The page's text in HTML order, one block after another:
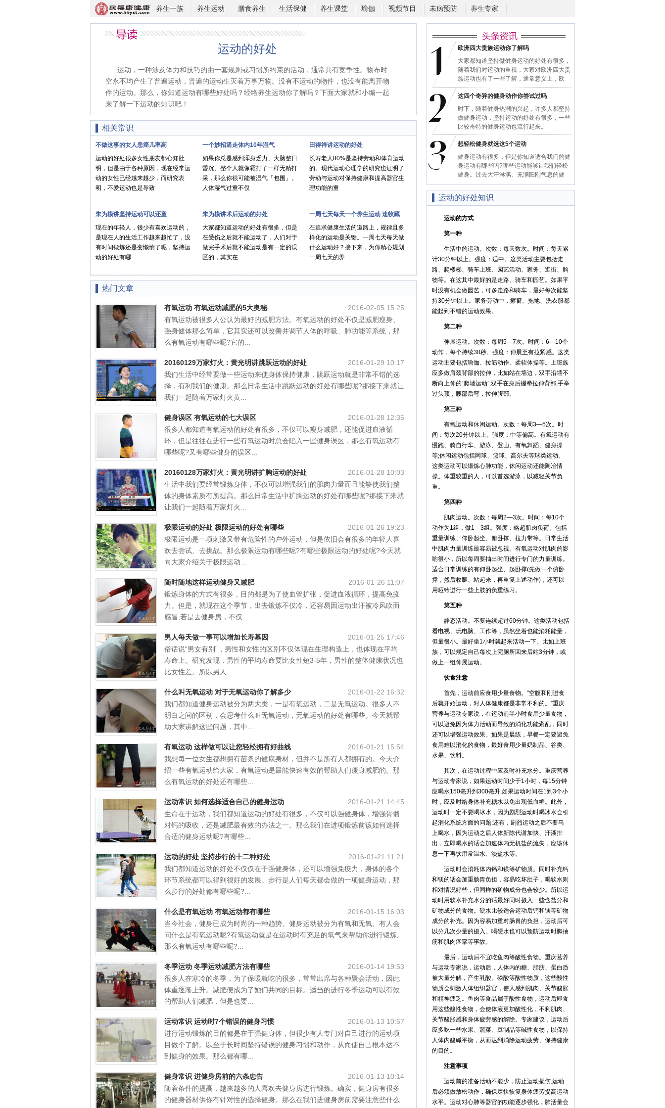
养生一族 养生运动 膳食养生 生活保健 养生课堂 瑜伽 视频节目 未病预防 养生专家
运动的好处
运动，一种涉及体力和技巧的由一套规则或习惯所约束的活动，通常具有竞争性。物布时
空永不均产生了普遍运动，普遍的运动生灭着万事万物。没有不运动的物件，也没有能离开物
件的运动。那么，你知道运动有哪些好处吗？经络养生运动你了解吗？下面大家就和小编一起
来了解一下运动的知识吧！
相关常识
不做这事的女人患癌几率高
运动的好处很多女性朋友都心知肚
明，但是由于各种原因，现在经常运
动的女性已经越来越少，而研究表
明，不爱运动也是导致
一个妙招逼走体内10年湿气
如果你总是感到浑身乏力、大脑整日
昏沉、整个人就像霜打了一样无精打
采，那么你很可能被湿气「包围」。
人体湿气过重不仅
田得祥讲运动的好处
长寿老人80%是坚持劳动和体育运动
的。现代运动心理学的研究也证明了
劳动与运动对保持健康和提高器官生
理功能的重
朱为模讲坚持运动可以还童
现在的年轻人，很少有喜欢运动的，
是现在人的生活工作越来越忙了，没
有时间锻炼还是变懒惰了呢，坚持运
动的好处有哪
朱为模讲术后运动的好处
大家都知道运动的好处有很多，但是
在受伤之后就不能运动了，人们对于
做完手术后就不能运动是有一定的误
区的，其实在
一周七天每天一个养生运动 速收藏
在追求健康生活的道路上，规律且多
样化的运动是关键。一周七天每天做
什么运动好？接下来，为你精心规划
一周七天的养
热门文章
有氧运动 有氧运动减肥的5大奥秘
2016-02-05 15:25
有氧运动被很多人公认为最好的减肥方法。有氧运动的好处不仅是减肥瘦身、
强身健体那么简单，它其实还可以改善并调节人体的呼吸、肺功能等系统，那
么有氧运动有哪些呢?它的...
20160129万家灯火：黄光明讲跳跃运动的好处
2016-01-29 10:17
我们生活中经常要做一些运动来使身体保持健康，跳跃运动就是非常不错的选
择，有利我们的健康。那么日常生活中跳跃运动的好处有哪些呢?那接下来就让
我们一起随着万家灯火黄...
健身误区 有氧运动的七大误区
2016-01-28 12:35
很多人都知道有氧运动的好处有很多，不仅可以瘦身减肥，还能促进血液循
环，但是往往在进行一些有氧运动时总会陷入一些健身误区，那么有氧运动有
哪些呢?又有哪些健身的误区...
20160128万家灯火：黄光明讲扩胸运动的好处
2016-01-28 10:03
生活中我们要经常锻炼身体，不仅可以增强我们的肌肉力量而且能够使我们整
体的身体素质有所提高。那么日常生活中扩胸运动的好处有哪些呢?那接下来就
让我们一起随着万家灯火...
极限运动的好处 极限运动的好处有哪些
2016-01-26 19:23
极限运动是一项刺激又带有危险性的户外运动，但是依旧会有很多的年轻人喜
欢去尝试、去挑战。那么极限运动有哪些呢?有哪些极限运动的好处呢?今天就
向大家介绍关于极限运动...
随时随地这样运动健身又减肥
2016-01-26 11:07
锻炼身体的方式有很多，目的都是为了使血管扩张，促进血液循环，提高免疫
力。但是，就现在这个季节，出去锻炼不仅冷，还容易因运动出汗被冷风吹而
感冒;若是去健身房，不仅...
男人每天做一事可以增加长寿基因
2016-01-25 17:46
俗话说“男女有别”，男性和女性的区别不仅体现在生理构造上，也体现在平均
寿命上。研究发现，男性的平均寿命要比女性短3-5年，男性的整体健康状况也
比女性差。所以男人...
什么叫无氧运动 对于无氧运动你了解多少
2016-01-22 16:32
我们都知道健身运动被分为两大类，一是有氧运动，二是无氧运动。很多人不
明白之间的区别，会思考什么叫无氧运动，无氧运动的好处有哪些。今天就帮
助大家讲解这些问题，其中...
有氧运动 这样做可以让您轻松拥有好曲线
2016-01-21 15:54
我想每一位女生都想拥有苗条的健康身材，但并不是所有人都拥有的。今天介
绍一些有氧运动给大家，有氧运动是最能快速有效的帮助人们瘦身减肥的。那
么有氧运动的好处还有哪些...
运动常识 如何选择适合自己的健身运动
2016-01-21 14:45
生命在于运动，我们都知道运动的好处有很多，不仅可以强健身体，增强骨骼
对钙的吸收，还是减肥最有效的办法之一。那么我们在进项锻炼前该如何选择
合适的健身运动呢?有哪些...
运动的好处 坚持步行的十二种好处
2016-01-21 11:21
我们都知道运动的好处不仅仅在于强健身体，还可以增强免疫力，身体的各个
环节系统都可以得到很好的发展。步行是人们每天都会做的一项健身运动，那
么步行的好处都有哪些呢?...
什么是有氧运动 有氧运动都有哪些
2016-01-15 16:03
当今社会，健身已成为时尚的一种趋势。健身运动被分为有氧和无氧。有人会
问什么是有氧运动呢?有氧运动就是在运动时有充足的氧气来帮助你进行锻炼。
那么有氧运动有哪些呢?...
冬季运动 冬季运动减肥方法有哪些
2016-01-14 19:53
很多人在寒冷的冬季，为了保暖就吃的很多，常常出席与各种聚会活动，因此
体重逐渐上升。减肥便成为了她们共同的目标。适当的进行冬季运动可以有效
的帮助人们减肥，但是也要...
运动常识 运动时7个错误的健身习惯
2016-01-13 10:57
进行运动锻炼的目的都是在于强健身体，但很少有人专门对自己进行的运动项
目做个了解。以至于长时间坚持错误的健身习惯和动作，从而使自己根本达不
到健身的效果。那么都有哪...
健身常识 进健身房前的六条忠告
2016-01-13 10:14
随着条件的提高，越来越多的人喜欢去健身房进行锻炼。确实，健身房有很多
的健身器材供你有针对性的选择健身。那么在我们进健身房前需要注意些什么
欧洲四大贵族运动你了解吗
大家都知道坚持做健身运动的好处有很多，
随着我们对运动的重视，大家对欧洲四大贵
族运动也有了一些了解，通常意义上，欧
这四个奇异的健身动作你尝试过吗
时下，随着健身热潮的兴起，许多人都坚持
做健身运动，坚持运动的好处有很多，一些
比较奇特的健身运动也流行起来。
想轻松健身就选这5个运动
健身运动有很多，但是你知道适合我们的健
身运动有哪些吗?哪些运动能够让我们轻松
健身。过去大汗淋漓、充满阳刚气息的健
运动的好处知识
运动的方式
第一种
生活中的运动。次数：每天数次。时间：每天累
计30分钟以上。强度：适中。这类活动主要包括走
路、爬楼梯、骑车上班、园艺活动、家务、逛街、购
物等。在这其中最好的是走路、骑车和园艺。如果平
时没有机会做园艺，可多走路和骑车，最好每次能坚
持30分钟以上。家务劳动中，擦窗、拖地、洗衣服都
能起到不错的运动效果。
第二种
伸展运动。次数：每周5—7次。时间：6—10个
动作，每个持续30秒。强度：伸展至有拉紧感。这类
运动主要包括瑜伽、拉筋动作、柔软体操等。上班族
应多做肩颈背部的拉伸，比如站在墙边，双手沿墙不
断向上伸的“爬墙运动”;双手在身后握拳拉伸背部;手举
过头顶，腰部后弯，拉伸腹部。
第三种
有氧运动和休闲运动。次数：每周3—5次。时
间：每次20分钟以上。强度：中等偏高。有氧运动有
慢跑、骑自行车、游泳、登山、有氧舞蹈、健身操
等;休闲运动包括网球、篮球、高尔夫等球类运动。
这类运动可以锻炼心肺功能，休闲运动还能陶冶情
操。体重较重的人，可以首选游泳，以减轻关节负
重。
第四种
肌肉运动。次数：每周2—3次。时间：每10个
动作为1组，做1—3组。强度：略超肌肉负荷。包括
重量训练、仰卧起坐、俯卧撑、拉力带等。日常生活
中肌肉力量训练最容易被忽视。有氧运动对肌肉的影
响很小，所以每周要抽出时间进行专门的力量训练。
适合日常训练的有仰卧起坐、起卧撑(先做一个俯卧
撑，然后收腿、站起来，再重复上述动作)，还可以
用哑铃进行一些上肢的负重练习。
第五种
静态活动。不要连续超过60分钟。这类活动包括
看电视、玩电脑、工作等，虽然坐着也能消耗能量，
但量很小。最好坐1小时就起来活动一下。比如上班
族，可以规定自己每次上完厕所回来后站3分钟，或
做上一组伸展运动。
饮食注意
首先，运动前应食用少量食物。“空腹和刚进食
后就开始运动，对人体健康都是非常不利的。”重庆
营养与运动专家说，在运动前半小时食用少量食物，
可以避免因为体力活动而导致的消化功能紊乱，同时
还可以增强运动效果。如果是晨练，早餐一定要避免
食用难以消化的食物，最好食用少量奶制品、谷类、
水果、饮料。
其次，在运动过程中应及时补充水分。重庆营养
与运动专家说，如果运动时间少于1小时，每15分钟
应喝水150毫升到300毫升;如果运动时间在1到3个小
时，应及时给身体补充糖水以免出现低血糖。此外，
运动时一定不要喝冰水，因为剧烈运动时喝冰水会引
起消化系统方面的问题;还有，剧烈运动之后不要马
上喝水，因为运动之后人体新陈代谢加快、汗液排
出，立即喝水的话会加速体内无机盐的流失，应该休
息一下再饮用常温水、淡盐水等。
运动时会消耗体内钙和镁等矿物质。同时补充钙
和镁的话会加重肠胃负担，容易吃坏肚子，喝软水则
相对情况好些，但同样的矿物成分也会较少。所以运
动时用软水补充水分的话最好同时摄入一些含盐分和
矿物成分的食物。硬水比较适合运动后钙和镁等矿物
成分的补充。因为容易加重对肠胃的负担，运动后可
以分几次少量的摄入。喝硬水也可以预防运动时脚抽
筋和肌肉痉挛等事故。
最后，运动后不宜吃鱼肉等酸性食物。重庆营养
与运动专家说，运动后，人体内的糖、脂肪、蛋白质
被大量分解，产生乳酸、磷酸等酸性物质，这些酸性
物质会刺激人体组织器官，使人感到肌肉、关节酸胀
和精神疲乏。鱼肉等食品属于酸性食物，运动后即食
用这些酸性食物，会使体液更加酸性化，不利肌肉、
关节酸胀感和身体疲劳感的解除。专家建议，运动后
应多吃一些水果、蔬菜、豆制品等碱性食物，以保持
人体内酸碱平衡，从而达到消除运动疲劳、保持健康
的目的。
注意事项
运动前的准备活动不能少，防止运动损伤;运动
后必须做放松动作，确保尽快恢复身体疲劳提高运动
水平。运动对心肺等器官的功能逐步强化，肺活量会